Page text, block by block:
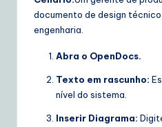
documento de design
engenharia.
Abra o OpenDocs.
Texto em rascunho:
nível do sistema.
Inserir Diagrama: